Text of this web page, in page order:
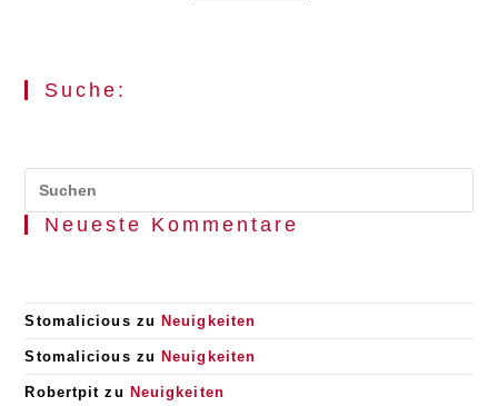
Suche:
Neueste Kommentare
Stomalicious zu Neuigkeiten
Stomalicious zu Neuigkeiten
Robertpit zu Neuigkeiten